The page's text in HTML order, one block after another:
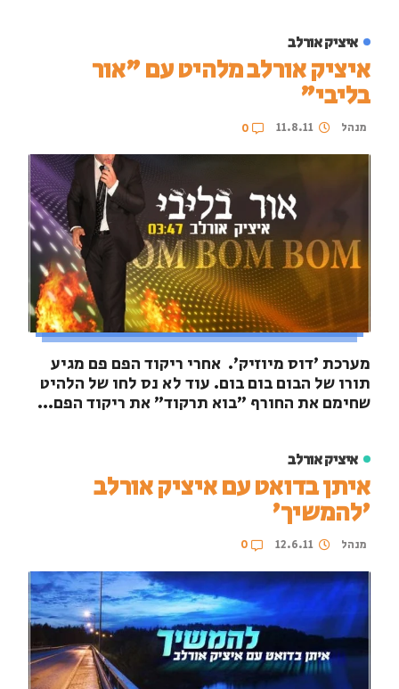
איציק אורלב
איציק אורלב מלהיט עם "אור
בליבי"
מנהל 11.8.11
0
מערכת 'דוס מיוזיק'. אחרי ריקוד הפם פם מגיע
תורו של הבום בום בום. עוד לא נס לחו של הלהיט
שחימם את החורף "בוא תרקוד" את ריקוד הפם...
איציק אורלב
איתן בדואט עם איציק אורלב
'להמשיך'
מנהל 12.6.11
0